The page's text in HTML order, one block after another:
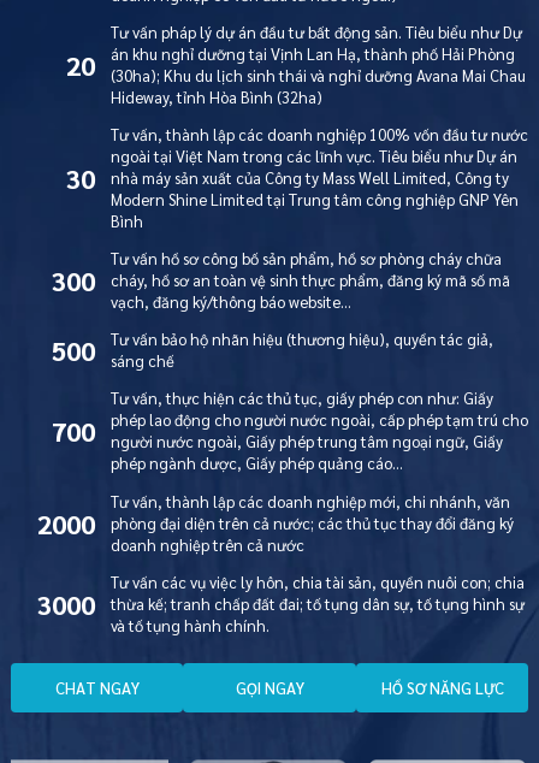
20
Tư vấn pháp lý dự án đầu tư bất động sản. Tiêu biểu như Dự
án khu nghỉ dưỡng tại Vịnh Lan Hạ, thành phố Hải Phòng
(30ha); Khu du lịch sinh thái và nghỉ dưỡng Avana Mai Chau
Hideway, tỉnh Hòa Bình (32ha)
30
Tư vấn, thành lập các doanh nghiệp 100% vốn đầu tư nước
ngoài tại Việt Nam trong các lĩnh vực. Tiêu biểu như Dự án
nhà máy sản xuất của Công ty Mass Well Limited, Công ty
Modern Shine Limited tại Trung tâm công nghiệp GNP Yên
Bình
300
Tư vấn hồ sơ công bố sản phẩm, hồ sơ phòng cháy chữa
cháy, hồ sơ an toàn vệ sinh thực phẩm, đăng ký mã số mã
vạch, đăng ký/thông báo website…
500
Tư vấn bảo hộ nhãn hiệu (thương hiệu), quyền tác giả,
sáng chế
700
Tư vấn, thực hiện các thủ tục, giấy phép con như: Giấy
phép lao động cho người nước ngoài, cấp phép tạm trú cho
người nước ngoài, Giấy phép trung tâm ngoại ngữ, Giấy
phép ngành dược, Giấy phép quảng cáo…
2000
Tư vấn, thành lập các doanh nghiệp mới, chi nhánh, văn
phòng đại diện trên cả nước; các thủ tục thay đổi đăng ký
doanh nghiệp trên cả nước
3000
Tư vấn các vụ việc ly hôn, chia tài sản, quyền nuôi con; chia
thừa kế; tranh chấp đất đai; tố tụng dân sự, tố tụng hình sự
và tố tụng hành chính.
CHAT NGAY GỌI NGAY HỒ SƠ NĂNG LỰC